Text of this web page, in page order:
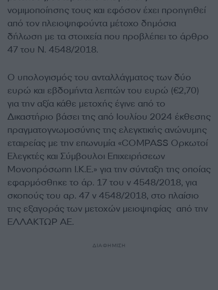
νομιμοποίησης τους και εφόσον έχει προηγηθεί
από τον πλειοψηφούντα μέτοχο δημόσια
δήλωση με τα στοιχεία που προβλέπει το άρθρο
47 του Ν. 4548/2018.
Ο υπολογισμός του ανταλλάγματος των δύο
ευρώ και εβδομήντα λεπτών του ευρώ (€2,70)
για την αξία κάθε μετοχής έγινε από το
Δικαστήριο βάσει της από Ιουλίου 2024 έκθεσης
πραγματογνωμοσύνης της ελεγκτικής ανώνυμης
εταιρείας με την επωνυμία «COMPASS Ορκωτοί
Ελεγκτές και Σύμβουλοι Επιχειρήσεων
Μονοπρόσωπη Ι.Κ.Ε.» για την σύνταξη της οποίας
εφαρμόσθηκε το άρ. 17 του ν 4548/2018, για
σκοπούς του αρ. 47 ν 4548/2018, στο πλαίσιο
της εξαγοράς των μετοχών μειοψηφίας από την
ΕΛΛΑΚΤΩΡ ΑΕ.
ΔΙΑΦΗΜΙΣΗ